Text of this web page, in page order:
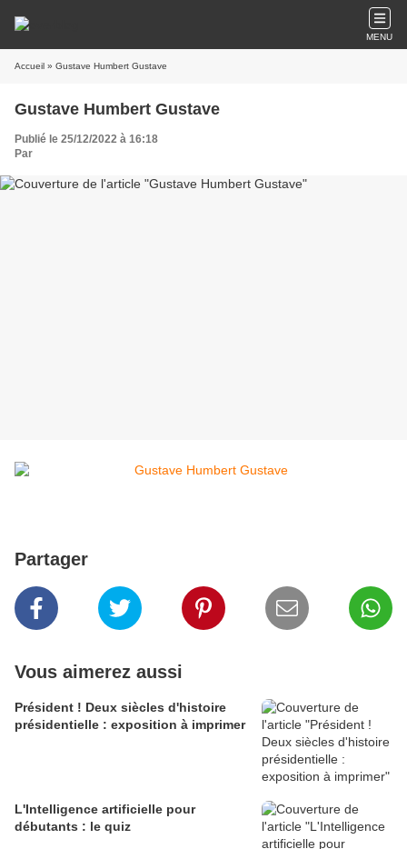
MENU
Accueil » Gustave Humbert Gustave
Gustave Humbert Gustave
Publié le 25/12/2022 à 16:18
Par
Partager
Vous aimerez aussi
Président ! Deux siècles d'histoire
présidentielle : exposition à imprimer
L'Intelligence artificielle pour
débutants : le quiz